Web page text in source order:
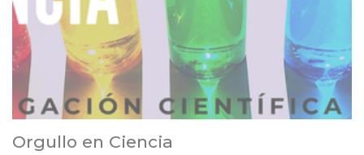
Orgullo en Ciencia